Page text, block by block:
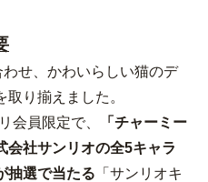
わせ、かわいらしい猫のデ
り揃えました。
会員限定で、
「チャーミー
会社サンリオの全5キャラ
抽選で当たる 「サンリオキ